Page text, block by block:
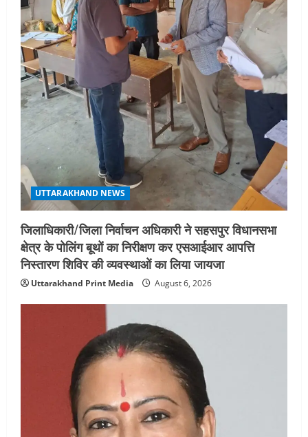
बीएसबीआई के बीच समझौता; भारतीय छात्रों
को मिलेंगे वैश्विक अवसर
August 5, 2026
STATES NEWS
महाराज की राजस्थान के मुख्यमंत्री से
शिष्टाचार भेंट पर्यटन और सांस्कृतिक
गतिविधियों के विस्तार पर हुई चर्चा
August 4, 2026
UTTARAKHAND NEWS
जिलाधिकारी/जिला निर्वाचन अधिकारी ने सहसपुर विधानसभा
क्षेत्र के पोलिंग बूथों का निरीक्षण कर एसआईआर आपत्ति
निस्तारण शिविर की व्यवस्थाओं का लिया जायजा
Uttarakhand Print Media August 6, 2026